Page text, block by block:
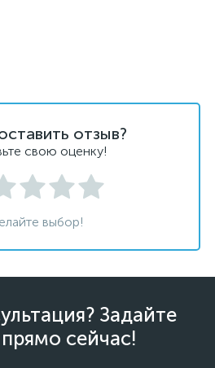
отзыв?
свою оценку!
выбор!
Задайте
сейчас!